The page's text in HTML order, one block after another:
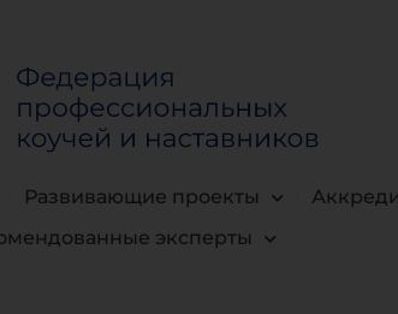
Развивающие проекты
эксперты